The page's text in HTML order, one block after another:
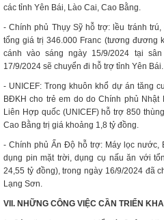
các tỉnh Yên Bái, Lào Cai, Cao Bằng.
- Chính phủ Thụy Sỹ hỗ trợ: lều tránh
tổng giá trị 346.000 Franc (tương đương
cánh vào sáng ngày 15/9/2024 tại
17/9/2024 sẽ chuyển đi hỗ trợ tỉnh Yên Bái.
- UNICEF: Trong khuôn khổ dự án tăng
BĐKH cho trẻ em do do Chính phủ
Liên Hợp quốc (UNICEF) hỗ trợ 850
Cao Bằng trị giá khoảng 1,8 tỷ đồng.
- Chính phủ Ấn Độ hỗ trợ: Máy lọc
dụng pin mặt trời, dụng cụ nấu ăn với
24,55 tỷ đồng), trong ngày 16/9/2024 đã
Lạng Sơn.
VII. NHỮNG CÔNG VIỆC CẦN TRIỂN